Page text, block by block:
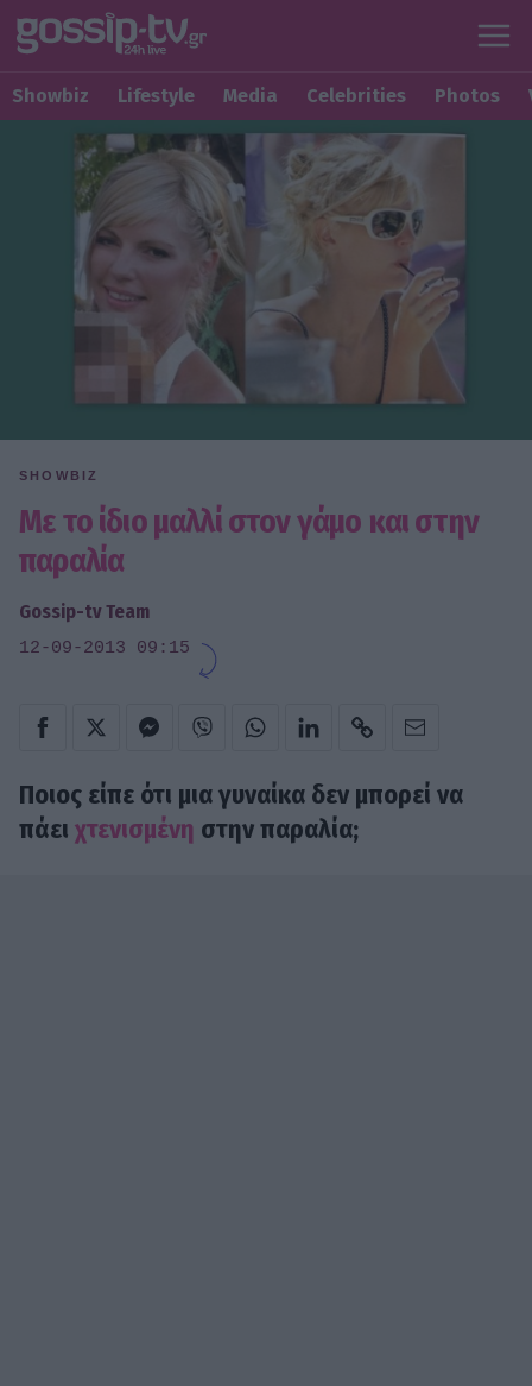
Showbiz Lifestyle Media Celebrities Photos
SHOWBIZ
Με το ίδιο μαλλί στον γάμο και στην
παραλία
Gossip-tv Team
12-09-2013 09:15
Ποιος είπε ότι μιαγυναίκα δεν μπορεί να
πάει χτενισμένη στην παραλία;